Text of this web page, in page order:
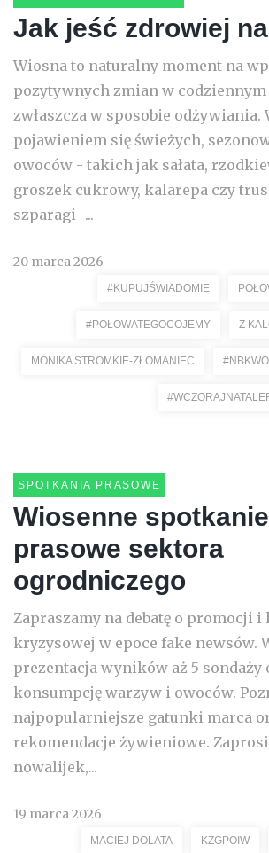
Jak jeść zdrowiej
Wiosna to naturalny moment na
pozytywnych zmian w codziennym
zwłaszcza w sposobie odżywiania.
pojawieniem się świeżych,
owoców - takich jak sałata,
groszek cukrowy, kalarepa czy
szparagi -...
20 marca 2026
#KUPUJŚWIADOMIE
#POŁOWATEGOCOJEMY Z
MONIKA STROMKIE-ZŁOMANIEC
SPOTKANIA PRASOWE
Wiosenne spotkanie
prasowe sektora
ogrodniczego
Zapraszamy na debatę o promocji
kryzysowej w epoce fake newsów.
prezentacja wyników aż 5 sondaży
konsumpcję warzyw i owoców.
najpopularniejsze gatunki marca
rekomendacje żywieniowe.
nowalijek,...
19 marca 2026
MACIEJ DOLATA KZGPOIW